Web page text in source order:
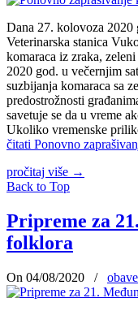
Dana 27. kolovoza 2020
Veterinarska stanica
komaraca iz zraka,
2020 god. u večernjim
suzbijanja komaraca sa
predostrožnosti
savetuje se da u vreme
Ukoliko vremenske
čitati Ponovno
pročitaj više →
Back to Top
Pripreme za
folklora
On 04/08/2020 /